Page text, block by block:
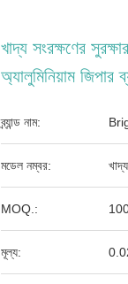
খাদ্য সংরক্ষণের
অ্যালুমিনিয়াম জিপার
ব্র্যান্ড নাম:
মডেল নম্বর:
MOQ.:
মূল্য: